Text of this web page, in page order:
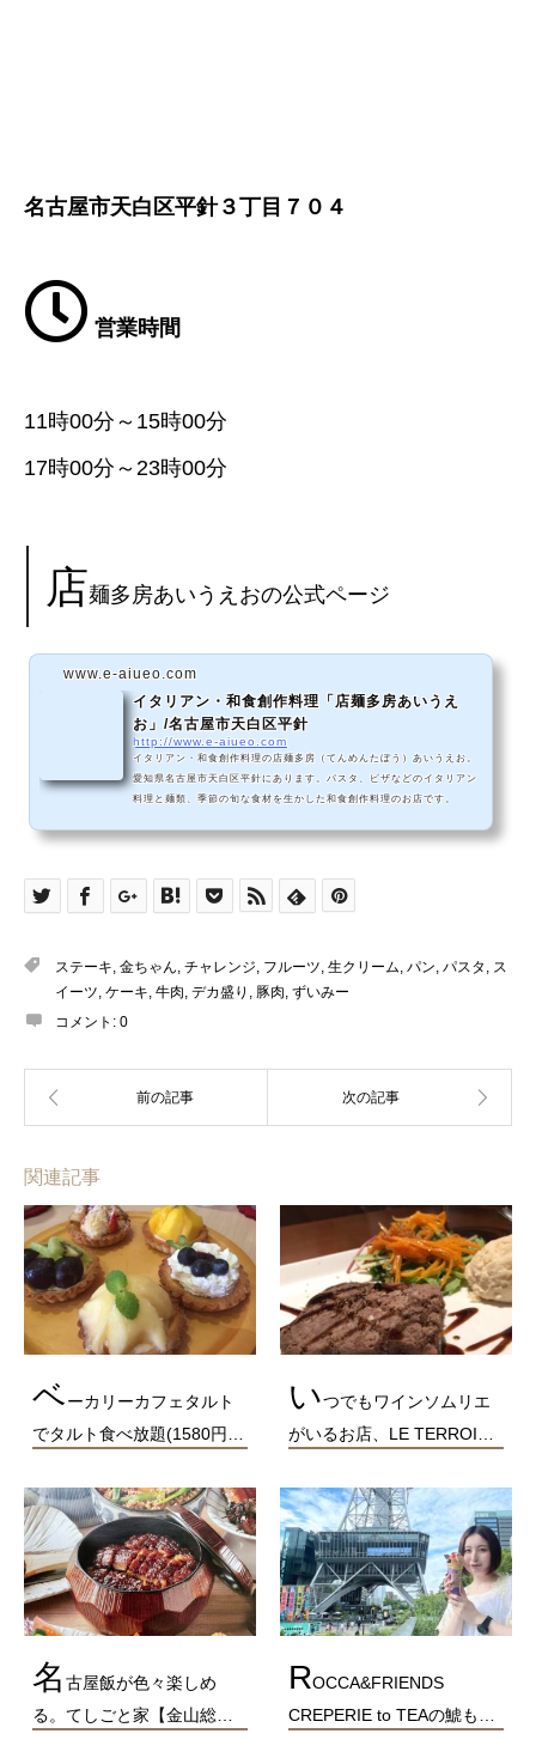
名古屋市天白区平針３丁目７０４
営業時間
11時00分～15時00分
17時00分～23時00分
店麺多房あいうえおの公式ページ
www.e-aiueo.com
イタリアン・和食創作料理「店麺多房あいうえ
お」/名古屋市天白区平針
http://www.e-aiueo.com
イタリアン・和食創作料理の店麺多房（てんめんたぼう）あいうえお。
愛知県名古屋市天白区平針にあります。パスタ、ピザなどのイタリアン
料理と麺類、季節の旬な食材を生かした和食創作料理のお店です。
ステーキ, 金ちゃん, チャレンジ, フルーツ, 生クリーム, パン, パスタ , ス
イーツ, ケーキ, 牛肉, デカ盛り , 豚肉, ずいみー
コメント: 0
関連記事
ベーカリーカフェタルト
でタルト食べ放題(1580円…
いつでもワインソムリエ
がいるお店、LE TERROI…
名 古屋飯が色々楽しめ
る。てしごと家【金山総…
ROCCA&FRIENDS
CREPERIE to TEAの鯱も…